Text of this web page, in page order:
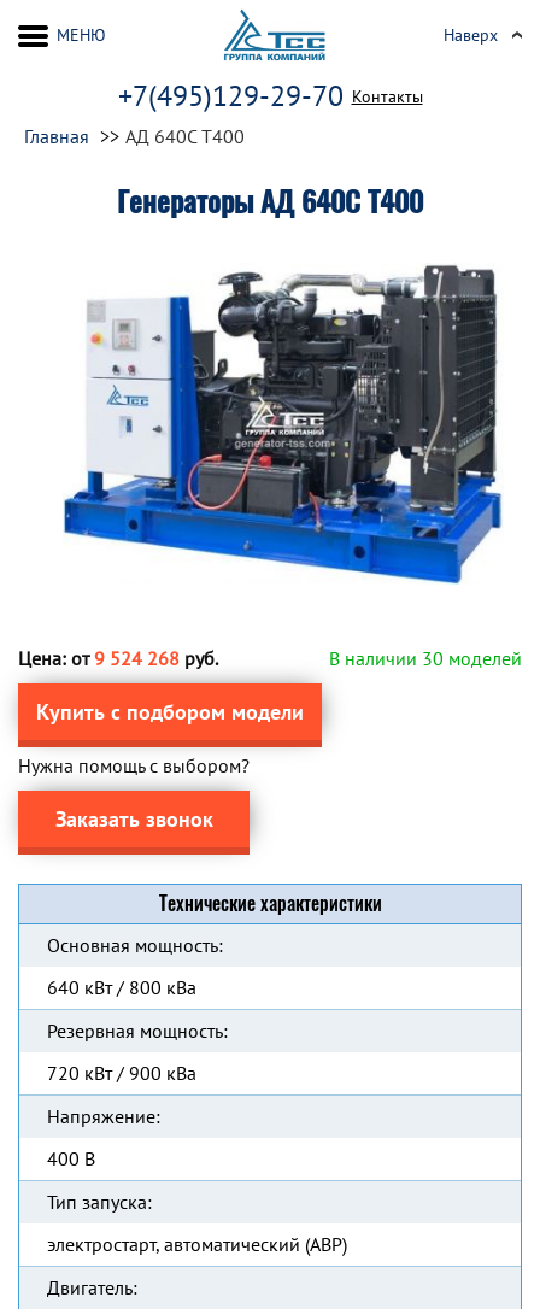
+7(495)129-29-70 Контакты
МЕНЮ Наверх
Главная АД 640С Т400
Генераторы АД 640С Т400
Цена: от9 524 268 руб. В наличии 30 моделей
Купить с подбором модели
Нужна помощь с выбором?
Заказать звонок
Технические характеристики
Основная мощность:
640 кВт / 800 кВа
Резервная мощность:
720 кВт / 900 кВа
Напряжение:
400 В
Тип запуска:
электростарт, автоматический (АВР)
Двигатель: